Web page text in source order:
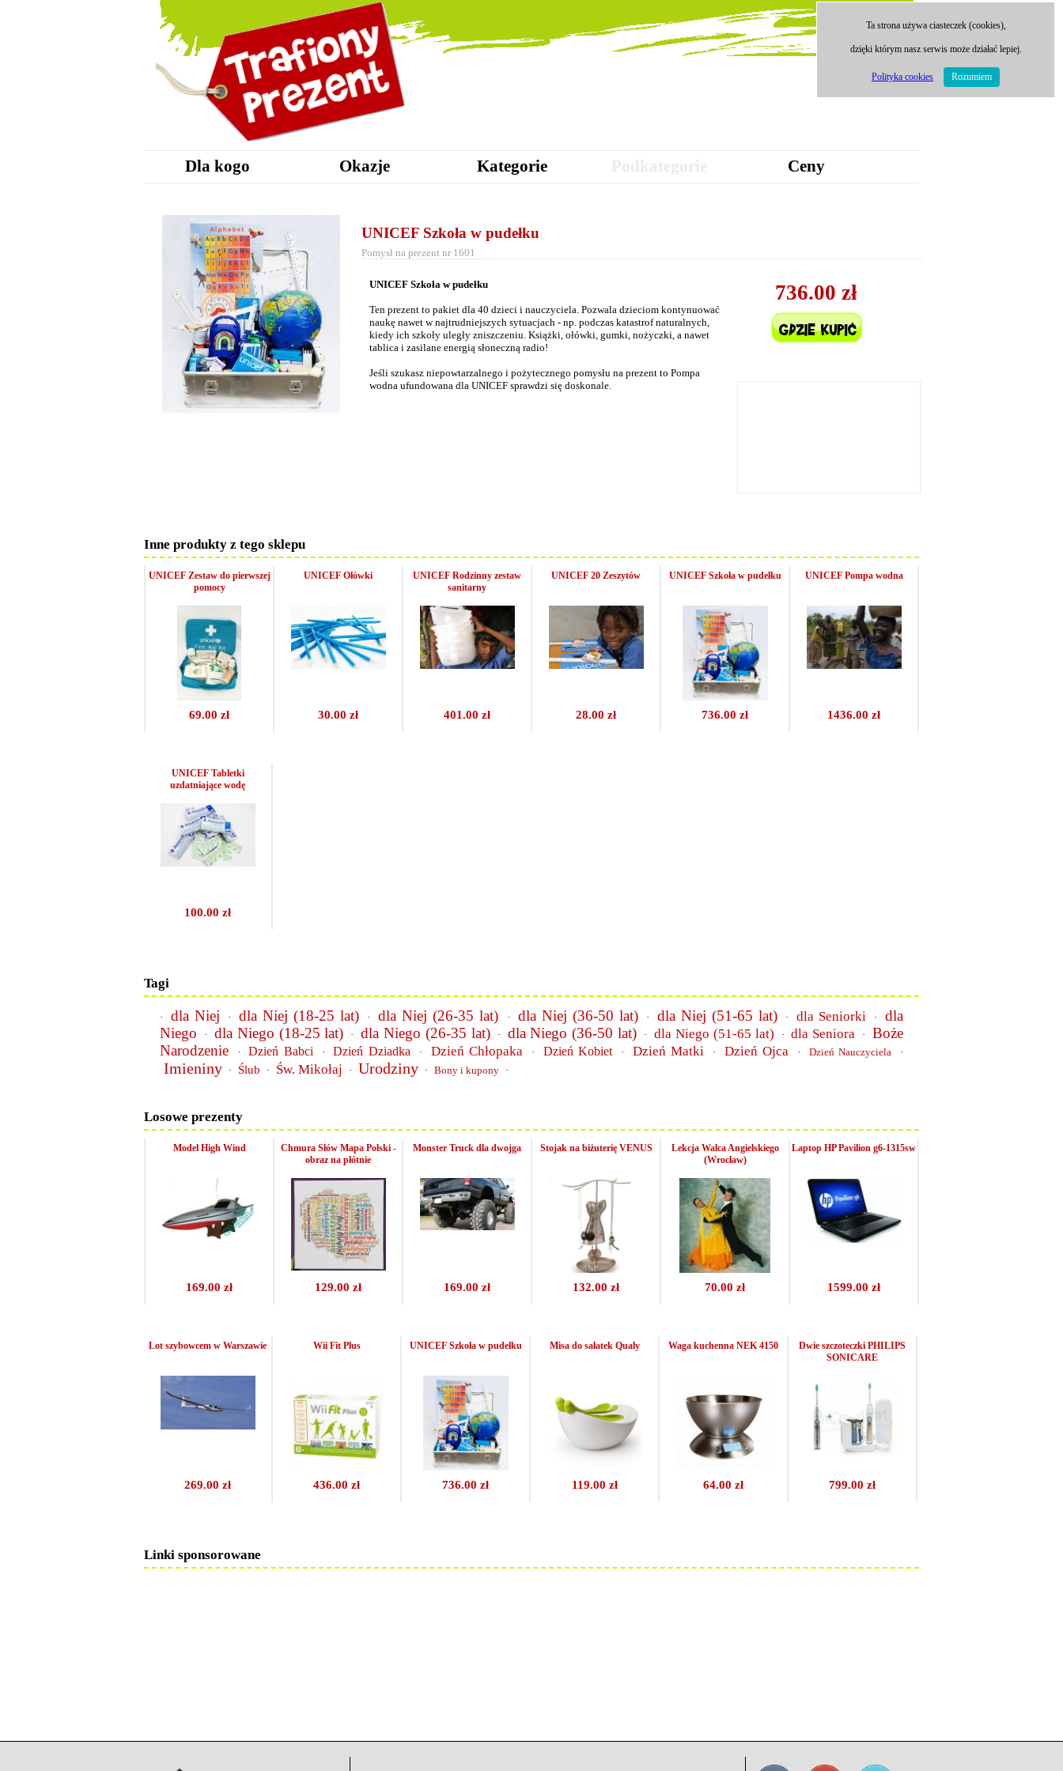
Dla kogo Okazje Kategorie Ceny
UNICEF Szkoła w pudełku
Pomysł na prezent nr 1601
736.00 zł
UNICEF Szkoła w pudełku
Ten prezent to pakiet dla 40 dzieci i nauczyciela. Pozwala dzieciom kontynuować
naukę nawet w najtrudniejszych sytuacjach - np. podczas katastrof naturalnych,
kiedy ich szkoły uległy zniszczeniu. Książki, ołówki, gumki, nożyczki, a nawet
tablica i zasilane energią słoneczną radio!
Jeśli szukasz niepowtarzalnego i pożytecznego pomysłu na prezent to Pompa
wodna ufundowana dla UNICEF sprawdzi się doskonale.
Inne produkty z tego sklepu
69.00 zł
UNICEF Zestaw do pierwszej
pomocy
30.00 zł
UNICEF Ołówki
401.00 zł
UNICEF Rodzinny zestaw
sanitarny
28.00 zł
UNICEF 20 Zeszytów
736.00 zł
UNICEF Szkoła w pudełku
1436.00 zł
UNICEF Pompa wodna
100.00 zł
UNICEF Tabletki
uzdatniające wodę
Tagi
· dla Niej · dla Niej (18-25 lat) · dla Niej (26-35 lat) · dla Niej (36-50 lat) · dla Niej (51-65 lat) · dla Seniorki ·
dla
Niego
· dla Niego (18-25 lat) · dla Niego (26-35 lat) · dla Niego (36-50 lat) · dla Niego (51-65 lat) · dla Seniora ·
Boże
Narodzenie
· Dzień Babci · Dzień Dziadka · Dzień Chłopaka · Dzień Kobiet · Dzień Matki · Dzień Ojca · Dzień Nauczyciela ·
Imieniny · Ślub · Św. Mikołaj · Urodziny · Bony i kupony ·
Losowe prezenty
169.00 zł
Model High Wind
129.00 zł
Chmura Słów Mapa Polski -
obraz na płótnie
169.00 zł
Monster Truck dla dwojga
132.00 zł
Stojak na biżuterię VENUS
70.00 zł
Lekcja Walca Angielskiego
(Wrocław)
1599.00 zł
Laptop HP Pavilion g6-1315sw
269.00 zł
Lot szybowcem w Warszawie
436.00 zł
Wii Fit Plus
736.00 zł
UNICEF Szkoła w pudełku
119.00 zł
Misa do sałatek Qualy
64.00 zł
Waga kuchenna NEK 4150
799.00 zł
Dwie szczoteczki PHILIPS
SONICARE
Linki sponsorowane
Ta strona używa ciasteczek (cookies),
dzięki którym nasz serwis może działać lepiej.
Polityka cookies Rozumiem